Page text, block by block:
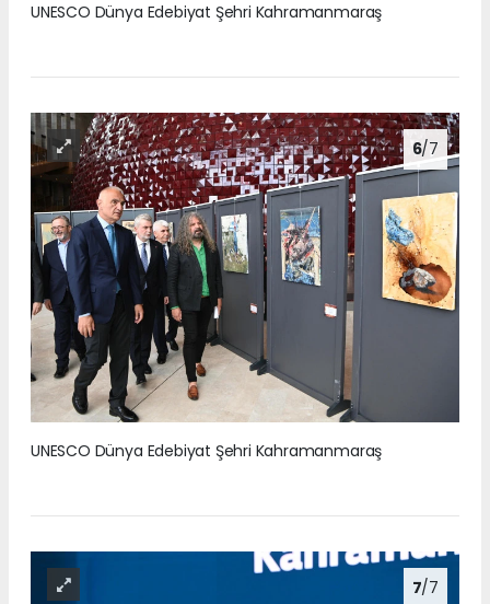
UNESCO Dünya Edebiyat Şehri Kahramanmaraş
6/7
UNESCO Dünya Edebiyat Şehri Kahramanmaraş
7/7